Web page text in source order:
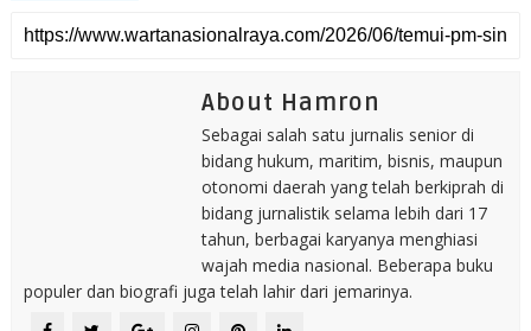
About Hamron
Sebagai salah satu jurnalis senior di
bidang hukum, maritim, bisnis, maupun
otonomi daerah yang telah berkiprah di
bidang jurnalistik selama lebih dari 17
tahun, berbagai karyanya menghiasi
wajah media nasional. Beberapa buku
populer dan biografi juga telah lahir dari jemarinya.